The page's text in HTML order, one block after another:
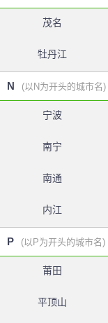
茂名
牡丹江
N (以N为开头的城市名)
宁波
南宁
南通
内江
P (以P为开头的城市名)
莆田
平顶山